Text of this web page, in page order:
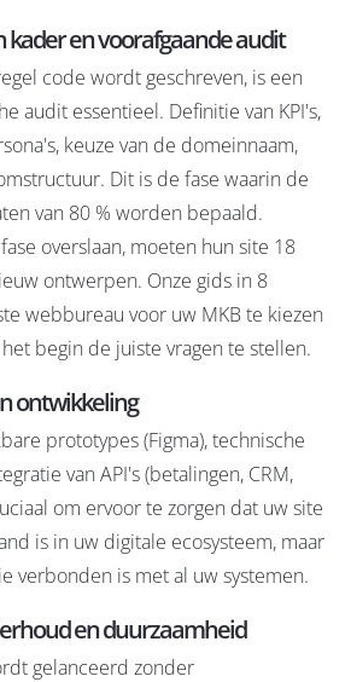
kader en voorafgaande audit
code wordt geschreven, is een
audit essentieel. Definitie van KPI's,
keuze van de domeinnaam,
Dit is de fase waarin de
van 80 % worden bepaald.
overslaan, moeten hun site 18
ontwerpen. Onze gids in 8
webbureau voor uw MKB te kiezen
begin de juiste vragen te stellen.
ontwikkeling
prototypes (Figma), technische
van API's (betalingen, CRM,
om ervoor te zorgen dat uw site
is in uw digitale ecosysteem, maar
verbonden is met al uw systemen.
en duurzaamheid
gelanceerd zonder